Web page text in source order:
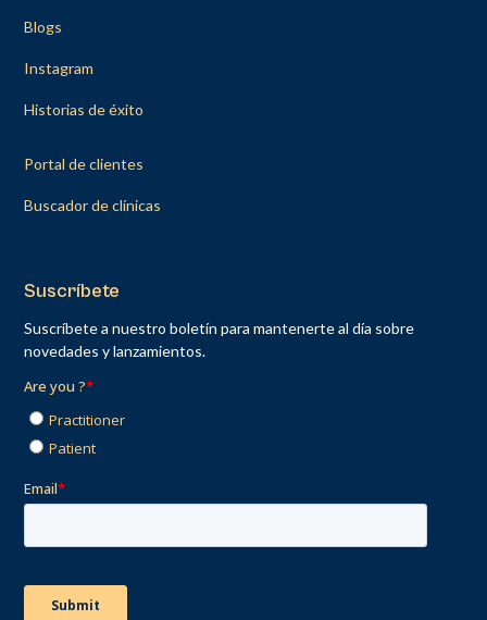
Blogs
Instagram
Historias de éxito
Portal de clientes
Buscador de clínicas
Suscríbete
Suscríbete a nuestro boletín para mantenerte al día sobre
novedades y lanzamientos.